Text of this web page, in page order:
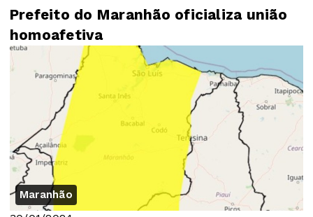
Prefeito do Maranhão oficializa união
homoafetiva
Maranhão